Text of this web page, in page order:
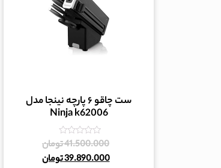
ست چاقو ۶ پارچه نینجا مدل
Ninja k62006
امتیاز
از
41.500.000تومان
39.890.000تومان